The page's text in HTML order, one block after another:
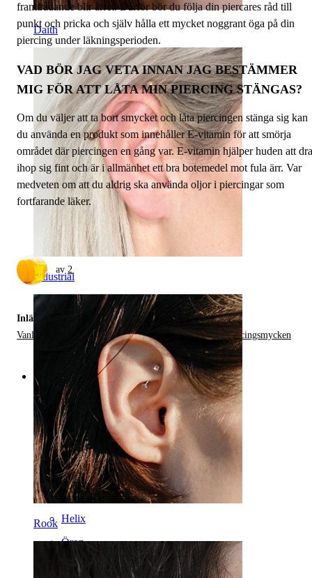
Daith
Industrial
Rook
framträdande blir ärret. Därför bör du följa din piercares råd till
punkt och pricka och själv hålla ett mycket noggrant öga på din
piercing under läkningsperioden.
VAD BÖR JAG VETA INNAN JAG BESTÄMMER
MIG FÖR ATT LÅTA MIN PIERCING STÄNGAS?
Om du väljer att ta bort smycket och låta piercingen stänga sig kan
du använda en produkt som innehåller E-vitamin för att smörja
området där piercingen en gång var. E-vitamin hjälper huden att dra
ihop sig fint och är i allmänhet ett bra botemedel mot fula ärr. Var
medveten om att du aldrig ska använda oljor i piercingar som
fortfarande läker.
av 2
Inlägg i:
Vanliga Piercingproblem och Eftervård,
Varianter av Piercingsmycken
Kategorier
Navel
Läpp
Bröstvårta
Industrial
Dermal
Helix
Öron
Septum